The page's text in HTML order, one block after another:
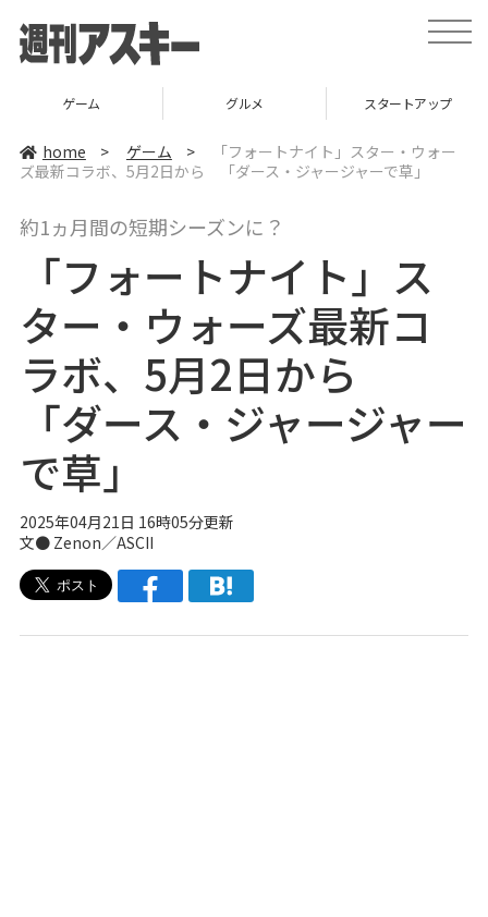
t
o
e
v
グルメ スタートアップ ICT
home > ゲーム >
「フォートナイト」スター・ウォー
ズ最新コラボ、5月2日から 「ダース・ジャージャーで草」
約1ヵ月間の短期シーズンに？
「フォートナイト」ス
ター・ウォーズ最新コ
ラボ、5月2日から
「ダース・ジャージャー
で草」
2025年04月21日 16時05分更新
文● Zenon／ASCII